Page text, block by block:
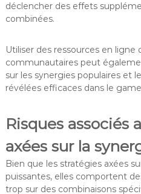
déclencher des effets
combinées.
Utiliser des ressources en ligne
communautaires peut
sur les synergies populaires et
révélées efficaces dans le
Risques associés
axées sur la
Bien que les stratégies axées
puissantes, elles comportent
trop sur des combinaisons